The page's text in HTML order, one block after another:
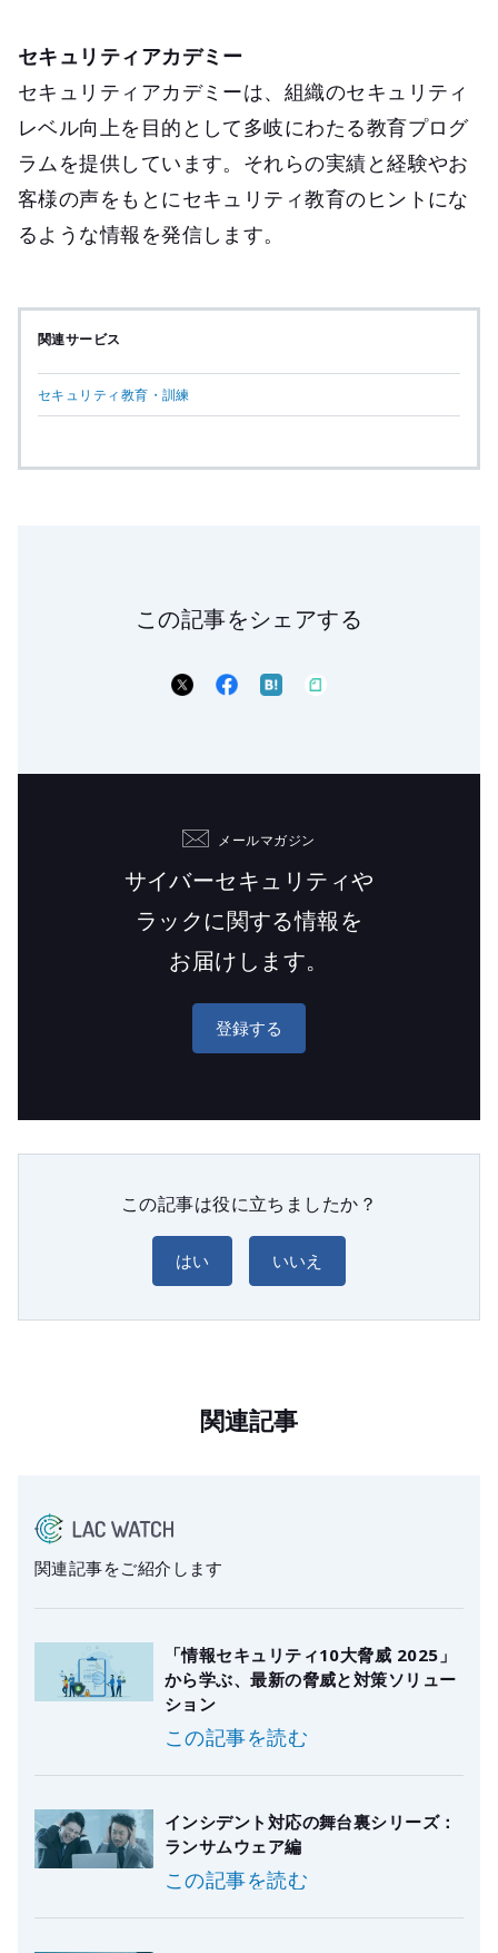
セキュリティアカデミー
セキュリティアカデミーは、組織のセキュリティ
レベル向上を目的として多岐にわたる教育プログ
ラムを提供しています。それらの実績と経験やお
客様の声をもとにセキュリティ教育のヒントにな
るような情報を発信します。
関連サービス
セキュリティ教育・訓練
この記事をシェアする
メールマガジン
サイバーセキュリティや
ラックに関する情報を
お届けします。
登録する
この記事は役に立ちましたか？
はい いいえ
関連記事
関連記事をご紹介します
「情報セキュリティ10大脅威 2025」
から学ぶ、最新の脅威と対策ソリュー
ション
この記事を読む
インシデント対応の舞台裏シリーズ：
ランサムウェア編
この記事を読む